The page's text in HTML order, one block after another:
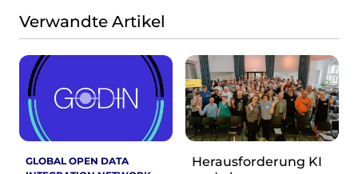
Verwandte Artikel
GLOBAL OPEN DATA
Herausforderung KI